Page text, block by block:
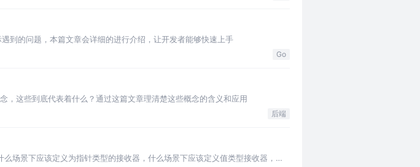
到的问题，本篇文章会详细的进行介绍，让开发者能够快速上手
Go
，这些到底代表着什么？通过这篇文章理清楚这些概念的含义和应用
后端
场景下应该定义为指针类型的接收器，什么场景下应该定义值类型接收器，本